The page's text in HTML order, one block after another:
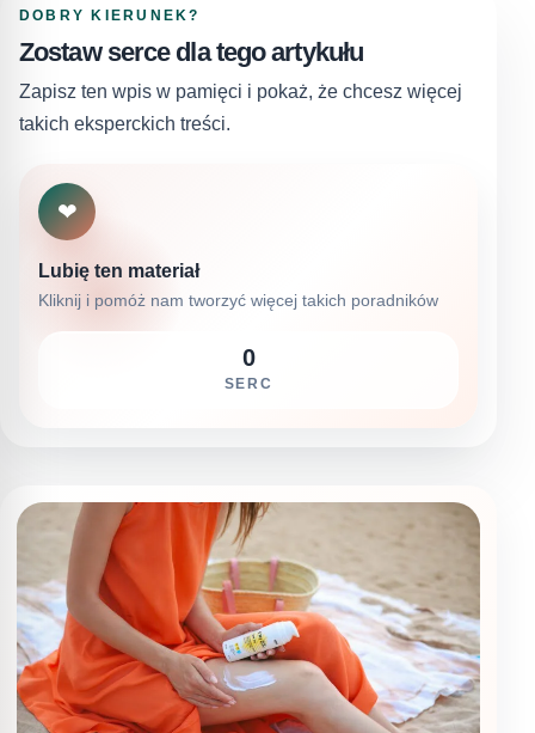
DOBRY KIERUNEK?
Zostaw serce dla tego artykułu
Zapisz ten wpis w pamięci i pokaż, że chcesz więcej
takich eksperckich treści.
❤
Lubię ten materiał
Kliknij i pomóż nam tworzyć więcej takich poradników
0
SERC